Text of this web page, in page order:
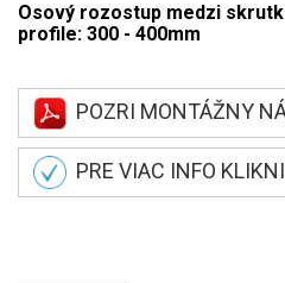
Osový rozostup medzi
profile: 300 - 400mm
POZRI MONTÁŽNY
PRE VIAC INFO